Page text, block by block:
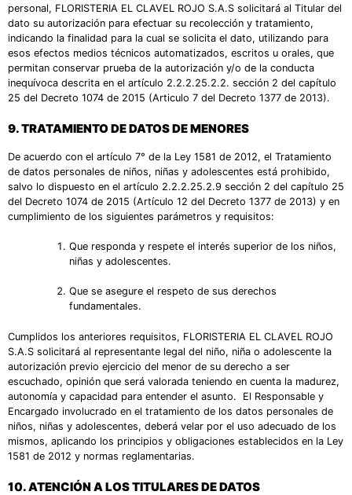
personal, FLORISTERIA EL CLAVEL ROJO S.A.S solicitará al Titular del
dato su autorización para efectuar su recolección y tratamiento,
indicando la finalidad para la cual se solicita el dato, utilizando para
esos efectos medios técnicos automatizados, escritos u orales, que
permitan conservar prueba de la autorización y/o de la conducta
inequívoca descrita en el artículo 2.2.2.25.2.2. sección 2 del capítulo
25 del Decreto 1074 de 2015 (Articulo 7 del Decreto 1377 de 2013).
9.TRATAMIENTO DE DATOS DE MENORES
De acuerdo con el artículo 7° de la Ley 1581 de 2012, el Tratamiento
de datos personales de niños, niñas y adolescentes está prohibido,
salvo lo dispuesto en el artículo 2.2.2.25.2.9 sección 2 del capítulo 25
del Decreto 1074 de 2015 (Artículo 12 del Decreto 1377 de 2013) y en
cumplimiento de los siguientes parámetros y requisitos:
Que responda y respete el interés superior de los niños,
niñas y adolescentes.
Que se asegure el respeto de sus derechos
fundamentales.
Cumplidos los anteriores requisitos, FLORISTERIA EL CLAVEL ROJO
S.A.S solicitará al representante legal del niño, niña o adolescente la
autorización previo ejercicio del menor de su derecho a ser
escuchado, opinión que será valorada teniendo en cuenta la madurez,
autonomía y capacidad para entender el asunto. El Responsable y
Encargado involucrado en el tratamiento de los datos personales de
niños, niñas y adolescentes, deberá velar por el uso adecuado de los
mismos, aplicando los principios y obligaciones establecidos en la Ley
1581 de 2012 y normas reglamentarias.
10.ATENCIÓN A LOS TITULARES DE DATOS